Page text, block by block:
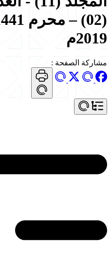
2019م
مشاركة الصفحة :